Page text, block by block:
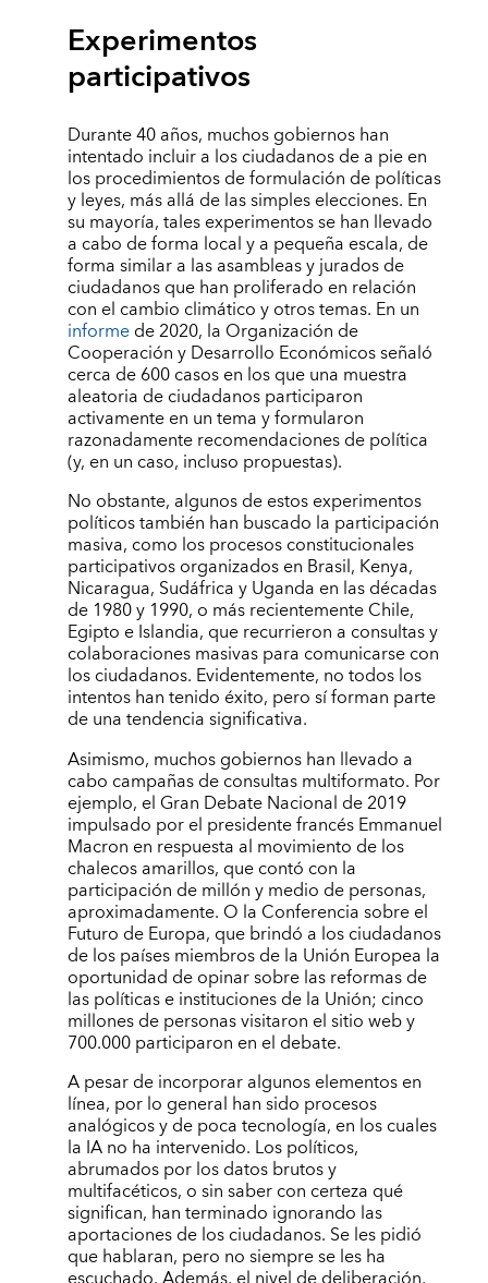
Experimentos
participativos
Durante 40 años, muchos gobiernos han
intentado incluir a los ciudadanos de a pie en
los procedimientos de formulación de políticas
y leyes, más allá de las simples elecciones. En
su mayoría, tales experimentos se han llevado
a cabo de forma local y a pequeña escala, de
forma similar a las asambleas y jurados de
ciudadanos que han proliferado en relación
con el cambio climático y otros temas. En un
informede 2020, la Organización de
Cooperación y Desarrollo Económicos señaló
cerca de 600 casos en los que una muestra
aleatoria de ciudadanos participaron
activamente en un tema y formularon
razonadamente recomendaciones de política
(y, en un caso, incluso propuestas).
No obstante, algunos de estos experimentos
políticos también han buscado la participación
masiva, como los procesos constitucionales
participativos organizados en Brasil, Kenya,
Nicaragua, Sudáfrica y Uganda en las décadas
de 1980 y 1990, o más recientemente Chile,
Egipto e Islandia, que recurrieron a consultas y
colaboraciones masivas para comunicarse con
los ciudadanos. Evidentemente, no todos los
intentos han tenido éxito, pero sí forman parte
de una tendencia significativa.
Asimismo, muchos gobiernos han llevado a
cabo campañas de consultas multiformato. Por
ejemplo, el Gran Debate Nacional de 2019
impulsado por el presidente francés Emmanuel
Macron en respuesta al movimiento de los
chalecos amarillos, que contó con la
participación de millón y medio de personas,
aproximadamente. O la Conferencia sobre el
Futuro de Europa, que brindó a los ciudadanos
de los países miembros de la Unión Europea la
oportunidad de opinar sobre las reformas de
las políticas e instituciones de la Unión; cinco
millones de personas visitaron el sitio web y
700.000 participaron en el debate.
A pesar de incorporar algunos elementos en
línea, por lo general han sido procesos
analógicos y de poca tecnología, en los cuales
la IA no ha intervenido. Los políticos,
abrumados por los datos brutos y
multifacéticos, o sin saber con certeza qué
significan, han terminado ignorando las
aportaciones de los ciudadanos. Se les pidió
que hablaran, pero no siempre se les ha